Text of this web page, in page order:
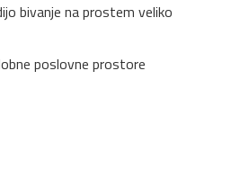
bivanje na prostem veliko
poslovne prostore